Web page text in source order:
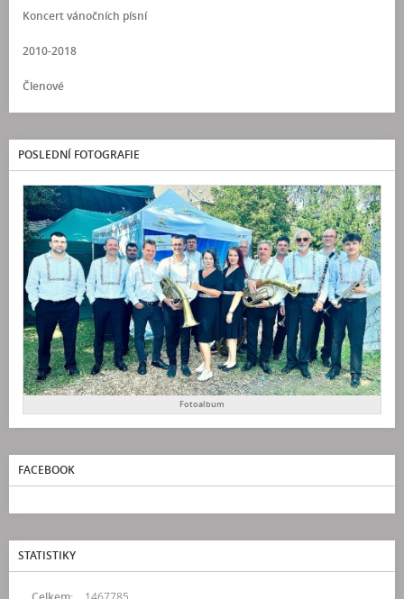
Koncert vánočních písní
2010-2018
Členové
POSLEDNÍ FOTOGRAFIE
Fotoalbum
FACEBOOK
STATISTIKY